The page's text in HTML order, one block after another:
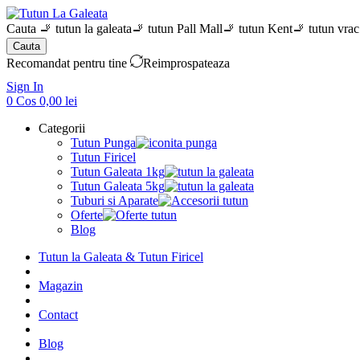
Cauta 🚬 tutun la galeata🚬 tutun Pall Mall🚬 tutun Kent🚬 tutun vrac
Cauta
Recomandat pentru tine
Reimprospateaza
Sign In
0 Cos 0,00 lei
Categorii
Tutun Punga
Tutun Firicel
Tutun Galeata 1kg
Tutun Galeata 5kg
Tuburi si Aparate
Oferte
Blog
Tutun la Galeata & Tutun Firicel
Magazin
Contact
Blog